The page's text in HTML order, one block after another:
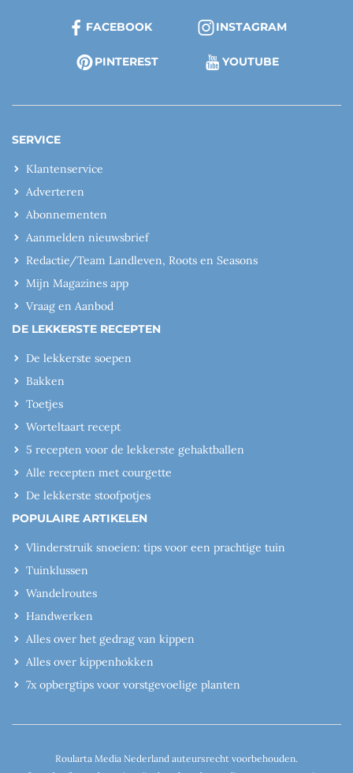
FACEBOOK INSTAGRAM
PINTEREST YOUTUBE
SERVICE
Klantenservice
Adverteren
Abonnementen
Aanmelden nieuwsbrief
Redactie/Team Landleven, Roots en Seasons
Mijn Magazines app
Vraag en Aanbod
DE LEKKERSTE RECEPTEN
De lekkerste soepen
Bakken
Toetjes
Worteltaart recept
5 recepten voor de lekkerste gehaktballen
Alle recepten met courgette
De lekkerste stoofpotjes
POPULAIRE ARTIKELEN
Vlinderstruik snoeien: tips voor een prachtige tuin
Tuinklussen
Wandelroutes
Handwerken
Alles over het gedrag van kippen
Alles over kippenhokken
7x opbergtips voor vorstgevoelige planten
Roularta Media Nederland auteursrecht voorbehouden.